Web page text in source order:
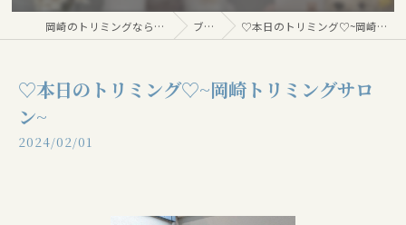
岡崎のトリミングならDog salon Floor ブログ ♡本日のトリミング♡⁠~岡崎トリミングサロン~
♡本日のトリミング♡⁠~岡崎トリミングサロ
ン~
2024/02/01